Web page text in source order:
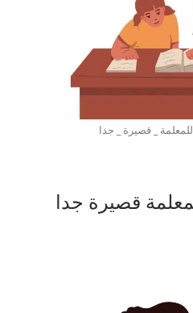
_ قصيرة _ جدا